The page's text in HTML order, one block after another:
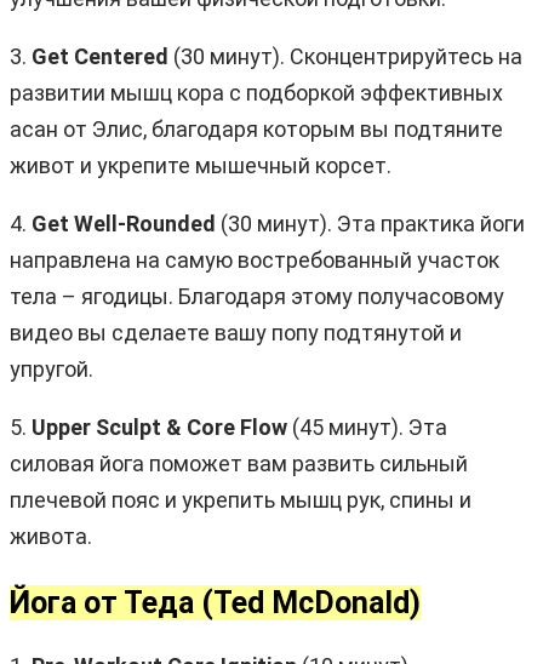
3. Get Centered (30 минут). Сконцентрируйтесь на
развитии мышц кора с подборкой эффективных
асан от Элис, благодаря которым вы подтяните
живот и укрепите мышечный корсет.
4. Get Well-Rounded (30 минут). Эта практика йоги
направлена на самую востребованный участок
тела – ягодицы. Благодаря этому получасовому
видео вы сделаете вашу попу подтянутой и
упругой.
5. Upper Sculpt & Core Flow (45 минут). Эта
силовая йога поможет вам развить сильный
плечевой пояс и укрепить мышц рук, спины и
живота.
Йога от Теда (Ted McDonald)